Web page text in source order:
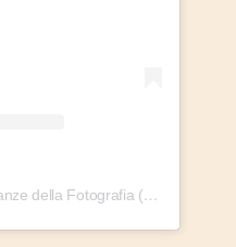
Un post condiviso da Le Stanze della Fotografia (@lestanzedellafotografia)